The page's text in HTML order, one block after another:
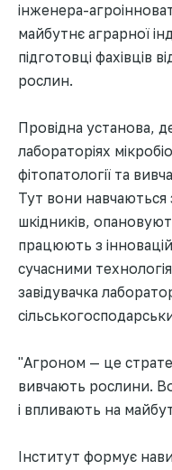
інженера-
майбутнє аграрної
підготовці фахівців
рослин.
Провідна установа,
лабораторіях
фітопатології та
Тут вони навчаються
шкідників,
працюють з
сучасними
завідувачка
"Агроном — це
вивчають рослини.
і впливають на
Інститут формує